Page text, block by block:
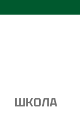
ШКОЛА